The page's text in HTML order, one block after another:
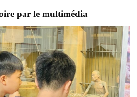
par le multimédia